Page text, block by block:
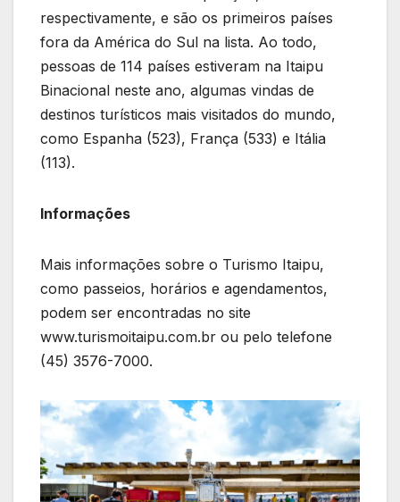
respectivamente, e são os primeiros países
fora da América do Sul na lista. Ao todo,
pessoas de 114 países estiveram na Itaipu
Binacional neste ano, algumas vindas de
destinos turísticos mais visitados do mundo,
como Espanha (523), França (533) e Itália
(113).
Informações
Mais informações sobre o Turismo Itaipu,
como passeios, horários e agendamentos,
podem ser encontradas no site
www.turismoitaipu.com.br ou pelo telefone
(45) 3576-7000.